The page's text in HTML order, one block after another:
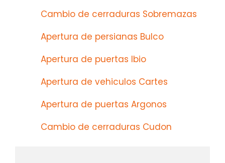
Cambio de cerraduras Sobremazas
Apertura de persianas Bulco
Apertura de puertas Ibio
Apertura de vehiculos Cartes
Apertura de puertas Argonos
Cambio de cerraduras Cudon